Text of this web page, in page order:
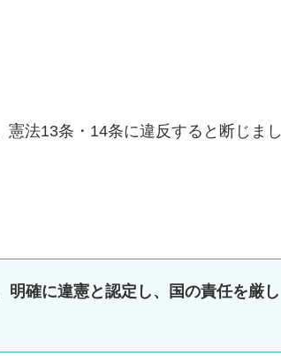
憲法13条・14条に違反すると断じまし
確に違憲と認定し、国の責任を厳し